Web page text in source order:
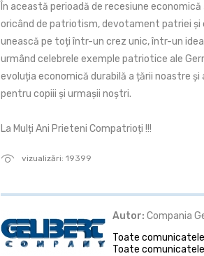
vizualizări: 19399
În această perioadă de recesiune
oricând de patriotism, devotament patriei și
unească pe toți într-un crez unic, într-un
urmând celebrele exemple patriotice ale
evoluția economică durabilă a țării noastre și
pentru copiii și urmașii noștri.
La Mulți Ani Prieteni Compatrioți !!!
Autor: Compania
Toate
Toate